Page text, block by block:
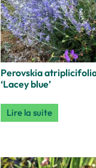
Perovskia
‘Lacey blue’
Lire la suite